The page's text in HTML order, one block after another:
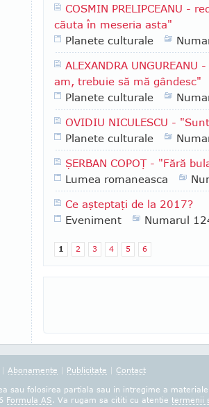
COSMIN PRELIPCEANU -
căuta în meseria asta"
Planete culturale
ALEXANDRA
am, trebuie să mă gândesc"
Planete culturale
OVIDIU NICULESCU -
Planete culturale
ŞERBAN COPOŢ - "Fără
Lumea romaneasca
Ce aşteptaţi de la 2017?
Eveniment
Numarul
1 2 3 4 5 6
| Abonamente | Publicitate | Contact
sau folosirea partiala sau in intregime a
Formula AS. Va rugam sa cititi cu atentie termenii